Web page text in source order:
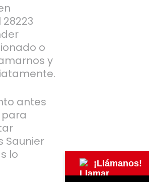
o
y
antes
Saunier
lo
¡Llámanos!